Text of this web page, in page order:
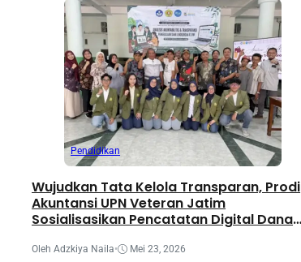
Pendidikan
Wujudkan Tata Kelola Transparan, Prodi
Akuntansi UPN Veteran Jatim
Sosialisasikan Pencatatan Digital Dana
Oleh Adzkiya Naila• Mei 23, 2026